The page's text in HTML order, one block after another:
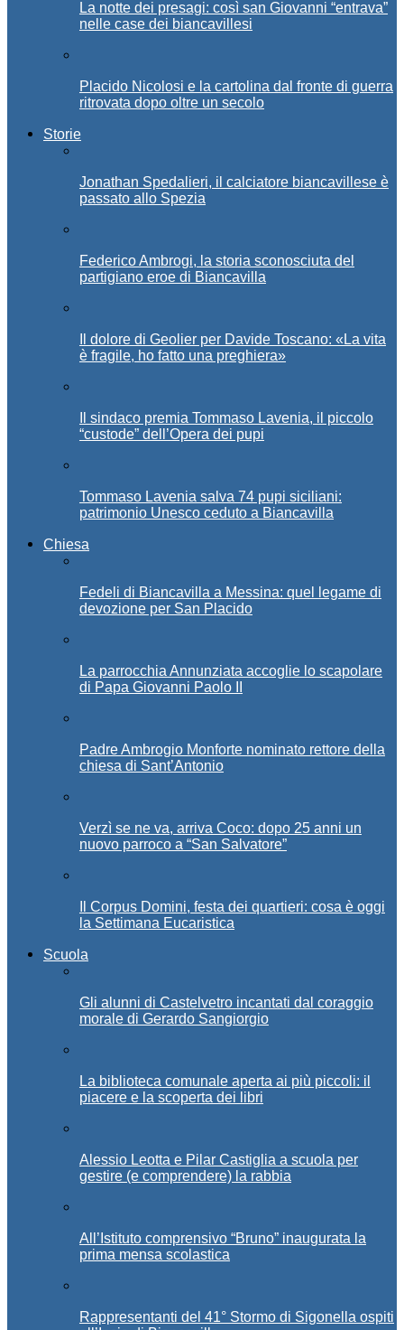
La notte dei presagi: così san Giovanni “entrava”
nelle case dei biancavillesi
Placido Nicolosi e la cartolina dal fronte di guerra
ritrovata dopo oltre un secolo
Storie
Jonathan Spedalieri, il calciatore biancavillese è
passato allo Spezia
Federico Ambrogi, la storia sconosciuta del
partigiano eroe di Biancavilla
Il dolore di Geolier per Davide Toscano: «La vita
è fragile, ho fatto una preghiera»
Il sindaco premia Tommaso Lavenia, il piccolo
“custode” dell’Opera dei pupi
Tommaso Lavenia salva 74 pupi siciliani:
patrimonio Unesco ceduto a Biancavilla
Chiesa
Fedeli di Biancavilla a Messina: quel legame di
devozione per San Placido
La parrocchia Annunziata accoglie lo scapolare
di Papa Giovanni Paolo II
Padre Ambrogio Monforte nominato rettore della
chiesa di Sant’Antonio
Verzì se ne va, arriva Coco: dopo 25 anni un
nuovo parroco a “San Salvatore”
Il Corpus Domini, festa dei quartieri: cosa è oggi
la Settimana Eucaristica
Scuola
Gli alunni di Castelvetro incantati dal coraggio
morale di Gerardo Sangiorgio
La biblioteca comunale aperta ai più piccoli: il
piacere e la scoperta dei libri
Alessio Leotta e Pilar Castiglia a scuola per
gestire (e comprendere) la rabbia
All’Istituto comprensivo “Bruno” inaugurata la
prima mensa scolastica
Rappresentanti del 41° Stormo di Sigonella ospiti